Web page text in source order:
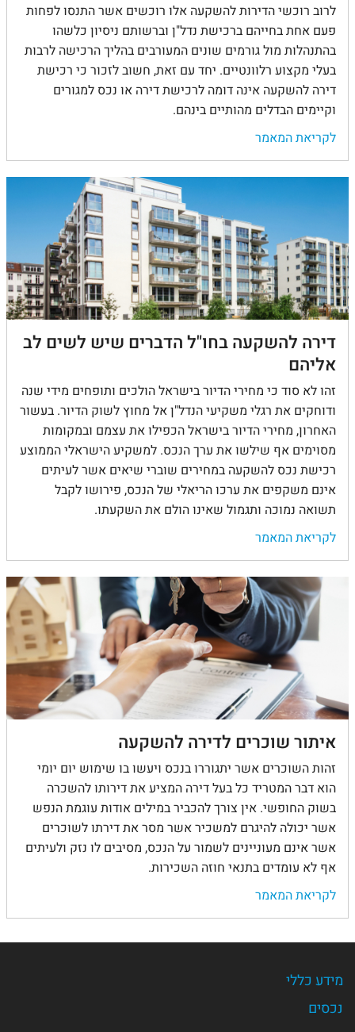
לרוב רוכשי הדירות להשקעה אלו רוכשים אשר התנסו לפחות
פעם אחת בחייהם ברכישת נדל"ן וברשותם ניסיון כלשהו
בהתנהלות מול גורמים שונים המעורבים בהליך הרכישה לרבות
בעלי מקצוע רלוונטיים. יחד עם זאת, חשוב לזכור כי רכישת
דירה להשקעה אינה דומה לרכישת דירה או נכס למגורים
וקיימים הבדלים מהותיים בינהם.
לקריאת המאמר
דירה להשקעה בחו"ל הדברים שיש לשים לב
אליהם
זהו לא סוד כי מחירי הדיור בישראל הולכים ותופחים מידי שנה
ודוחקים את רגלי משקיעי הנדל"ן אל מחוץ לשוק הדיור. בעשור
האחרון, מחירי הדיור בישראל הכפילו את עצמם ובמקומות
מסוימים אף שילשו את ערך הנכס. למשקיע הישראלי הממוצע
רכישת נכס להשקעה במחירים שוברי שיאים אשר לעיתים
אינם משקפים את ערכו הריאלי של הנכס, פירושו לקבל
תשואה נמוכה ותגמול שאינו הולם את השקעתו.
לקריאת המאמר
איתור שוכרים לדירה להשקעה
זהות השוכרים אשר יתגוררו בנכס ויעשו בו שימוש יום יומי
הוא דבר המטריד כל בעל דירה המציע את דירותו להשכרה
בשוק החופשי. אין צורך להכביר במילים אודות עוגמת הנפש
אשר יכולה להיגרם למשכיר אשר מסר את דירתו לשוכרים
אשר אינם מעוניינים לשמור על הנכס, מסיבים לו נזק ולעיתים
אף לא עומדים בתנאי חוזה השכירות.
לקריאת המאמר
מידע כללי
נכסים